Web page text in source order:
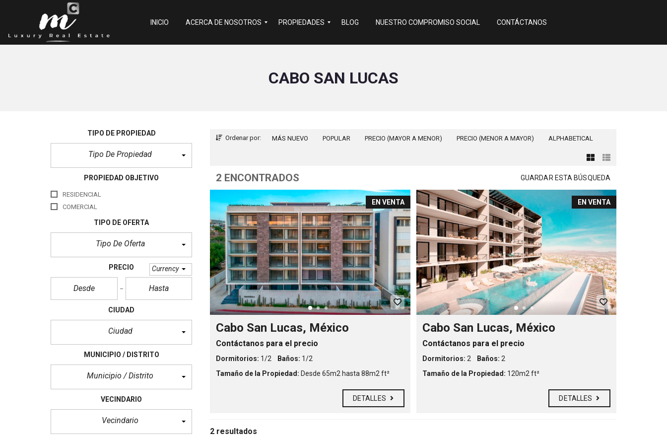
INICIO ACERCA DE NOSOTROS
e
n
e
i
PROPIEDADES
R
e
a
m
e
r
c
i
a
l
D
e
s
t
a
c
a
d
a
C
u
a
e
BLOG NUESTRO COMPROMISO SOCIAL CONTÁCTANOS
CABO SAN LUCAS
TIPO DE PROPIEDAD
Tipo De Propiedad
PROPIEDAD OBJETIVO
RESIDENCIAL
COMERCIAL
TIPO DE OFERTA
Tipo De Oferta
PRECIO Currency
CIUDAD
Ciudad
MUNICIPIO / DISTRITO
Municipio / Distrito
VECINDARIO
Vecindario
Ordenar por: MÁS NUEVO POPULAR PRECIO (MAYOR A MENOR) PRECIO (MENOR A MAYOR) ALPHABETICAL
GUARDAR ESTA BÚSQUEDA
2 ENCONTRADOS
EN VENTA
Cabo San Lucas, México
Contáctanos para el precio
Dormitorios: 1/2 Baños: 1/2
Tamaño de la Propiedad: Desde 65m2 hasta 88m2 ft²
DETALLES
EN VENTA
Cabo San Lucas, México
Contáctanos para el precio
Dormitorios: 2 Baños: 2
Tamaño de la Propiedad: 120m2 ft²
DETALLES
2 resultados